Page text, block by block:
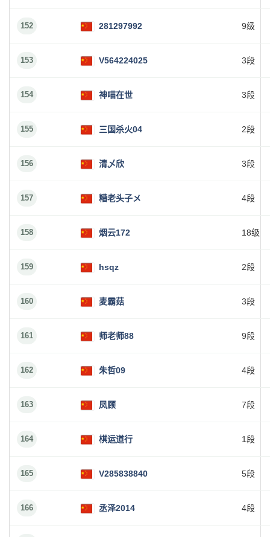
152 281297992 9级
153 V564224025 3段
154 神喵在世 3段
155 三国杀火04 2段
156 清乄欣 3段
157 糟老头子メ 4段
158 烟云172 18级
159 hsqz 2段
160 麦霸菇 3段
161 师老师88 9段
162 朱哲09 4段
163 凤顾 7段
164 棋运道行 1段
165 V285838840 5段
166 丞泽2014 4段